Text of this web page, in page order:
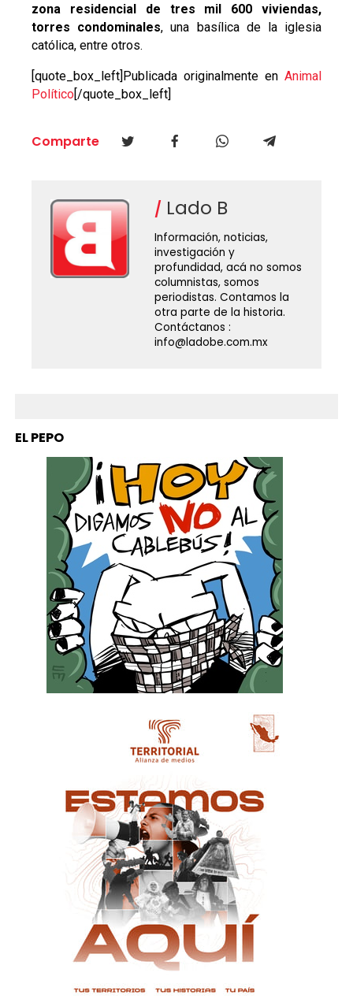
zona residencial de tres mil 600 viviendas,
torres condominales, una basílica de la iglesia
católica, entre otros.
[quote_box_left]Publicada originalmente enAnimal
Político[/quote_box_left]
Comparte
Lado B
Información, noticias,
investigación y
profundidad, acá no somos
columnistas, somos
periodistas. Contamos la
otra parte de la historia.
Contáctanos :
info@ladobe.com.mx
EL PEPO